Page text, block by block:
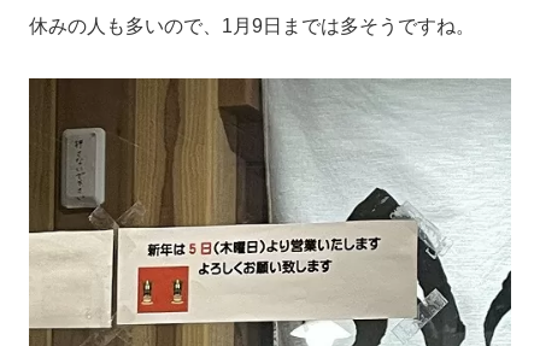
休みの人も多いので、1月9日までは多そうですね。